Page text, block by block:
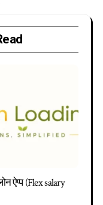
ऐप्प (Flex salary